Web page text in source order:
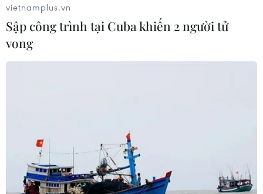
vietnamplus.vn
Sập công trình tại Cuba khiến 2 người tử
vong